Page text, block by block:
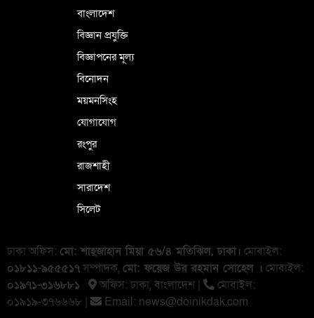
বাংলাদেশ
বিজ্ঞান প্রযুক্তি
বিজ্ঞাপনের মূল্য
বিনোদন
ময়মনসিংহ
যোগাযোগ
রংপুর
রাজশাহী
সারাদেশ
সিলেট
ঢাকা অফিস: মো: শাহ্জাহান মিয়া ৫৬/৪ মতিঝিল, ঢাকা। মোবাইল:
০১৮১১-৯৫৫৫১৭সম্পাদক, মো: ফয়েজ উর রহমান সোহেল । মোবাইল:
০১৯৭১-৩১৬৮৮১
অফিস: ঢাকা, বাংলা‌দেশ |
মোবাইল:
০১৯১৯-৩৭৬৬৬৮ |
Email: news@doinikdak.com